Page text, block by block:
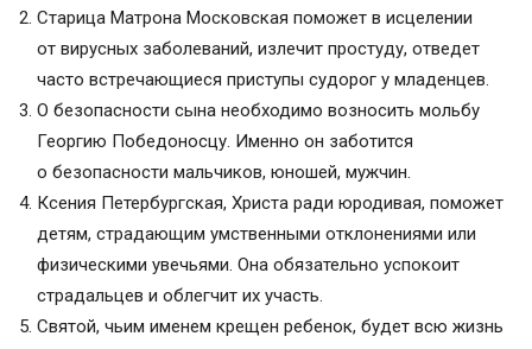
Старица Матрона Московская поможет в исцелении
от вирусных заболеваний, излечит простуду, отведет
часто встречающиеся приступы судорог у младенцев.
О безопасности сына необходимо возносить мольбу
Георгию Победоносцу. Именно он заботится
о безопасности мальчиков, юношей, мужчин.
Ксения Петербургская, Христа ради юродивая, поможет
детям, страдающим умственными отклонениями или
физическими увечьями. Она обязательно успокоит
страдальцев и облегчит их участь.
Святой, чьим именем крещен ребенок, будет всю жизнь